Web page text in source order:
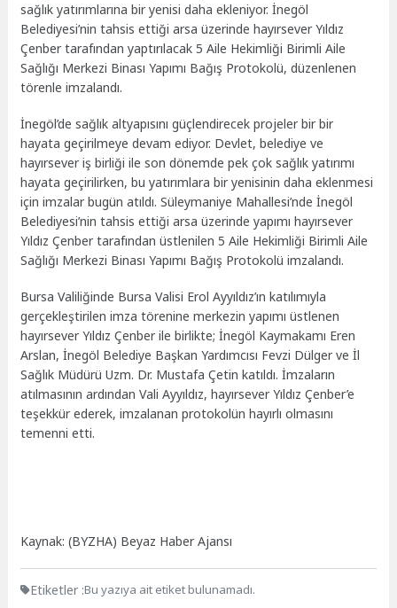
sağlık yatırımlarına bir yenisi daha ekleniyor. İnegöl
Belediyesi’nin tahsis ettiği arsa üzerinde hayırsever Yıldız
Çenber tarafından yaptırılacak 5 Aile Hekimliği Birimli Aile
Sağlığı Merkezi Binası Yapımı Bağış Protokolü, düzenlenen
törenle imzalandı.
İnegöl’de sağlık altyapısını güçlendirecek projeler bir bir
hayata geçirilmeye devam ediyor. Devlet, belediye ve
hayırsever iş birliği ile son dönemde pek çok sağlık yatırımı
hayata geçirilirken, bu yatırımlara bir yenisinin daha eklenmesi
için imzalar bugün atıldı. Süleymaniye Mahallesi’nde İnegöl
Belediyesi’nin tahsis ettiği arsa üzerinde yapımı hayırsever
Yıldız Çenber tarafından üstlenilen 5 Aile Hekimliği Birimli Aile
Sağlığı Merkezi Binası Yapımı Bağış Protokolü imzalandı.
Bursa Valiliğinde Bursa Valisi Erol Ayyıldız’ın katılımıyla
gerçekleştirilen imza törenine merkezin yapımı üstlenen
hayırsever Yıldız Çenber ile birlikte; İnegöl Kaymakamı Eren
Arslan, İnegöl Belediye Başkan Yardımcısı Fevzi Dülger ve İl
Sağlık Müdürü Uzm. Dr. Mustafa Çetin katıldı. İmzaların
atılmasının ardından Vali Ayyıldız, hayırsever Yıldız Çenber’e
teşekkür ederek, imzalanan protokolün hayırlı olmasını
temenni etti.
Kaynak: (BYZHA) Beyaz Haber Ajansı
Etiketler :Bu yazıya ait etiket bulunamadı.